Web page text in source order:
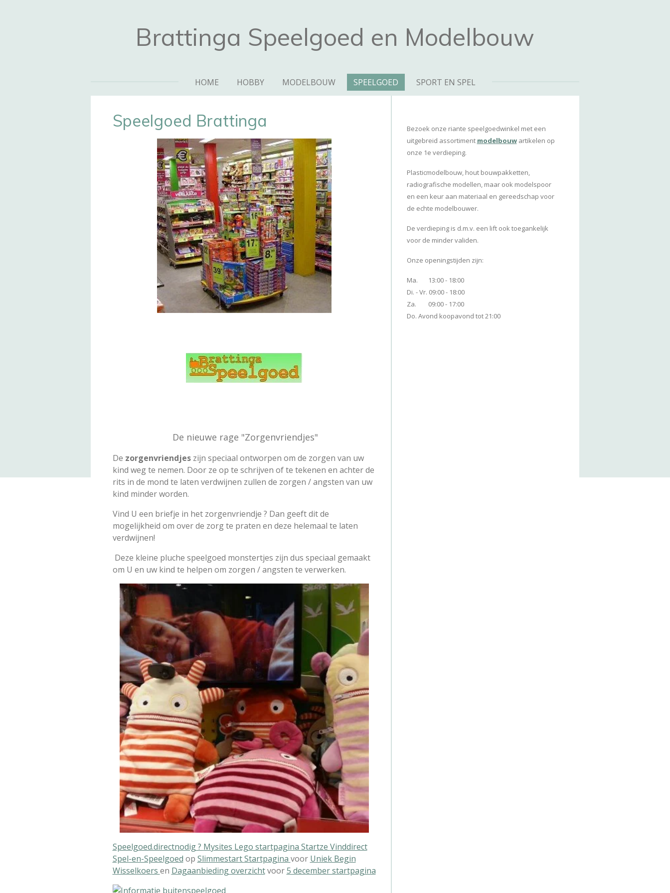
Brattinga Speelgoed en Modelbouw
HOME HOBBY MODELBOUW SPEELGOED SPORT EN SPEL
Speelgoed Brattinga
De nieuwe rage "Zorgenvriendjes"
De zorgenvriendjeszijn speciaal ontworpen om de zorgen van uw
kind weg te nemen. Door ze op te schrijven of te tekenen en achter de
rits in de mond te laten verdwijnen zullen de zorgen / angsten van uw
kind minder worden.
Vind U een briefje in het zorgenvriendje ? Dan geeft dit de
mogelijkheid om over de zorg te praten en deze helemaal te laten
verdwijnen!
Deze kleine pluche speelgoed monstertjes zijn dus speciaal gemaakt
om U en uw kind te helpen om zorgen / angsten te verwerken.
Speelgoed.directnodig ? Mysites Lego startpagina Startze Vinddirect
Spel-en-Speelgoed op SlimmestartStartpagina voor Uniek Begin
Wisselkoers en Dagaanbieding overzichtvoor5 december startpagina
Bezoek onze riante speelgoedwinkel met een
uitgebreid assortiment modelbouwartikelen op
onze 1e verdieping.
Plasticmodelbouw, hout bouwpakketten,
radiografische modellen, maar ook modelspoor
en een keur aan materiaal en gereedschap voor
de echte modelbouwer.
De verdieping is d.m.v. een lift ook toegankelijk
voor de minder validen.
Onze openingstijden zijn:
Ma. 13:00 - 18:00
Di. - Vr. 09:00 - 18:00
Za. 09:00 - 17:00
Do. Avond koopavond tot 21:00